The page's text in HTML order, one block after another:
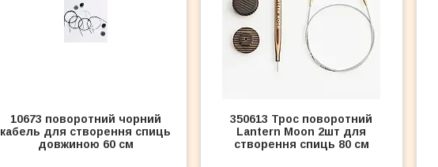
10673 поворотний чорний
кабель для створення спиць
довжиною 60 см
350613 Трос поворотний
Lantern Moon 2шт для
створення спиць 80 см